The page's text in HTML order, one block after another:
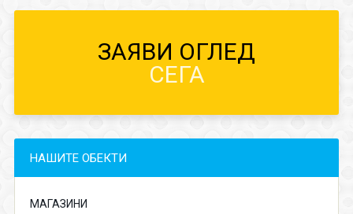
ЗАЯВИ ОГЛЕД
СЕГА
НАШИТЕ ОБЕКТИ
МАГАЗИНИ